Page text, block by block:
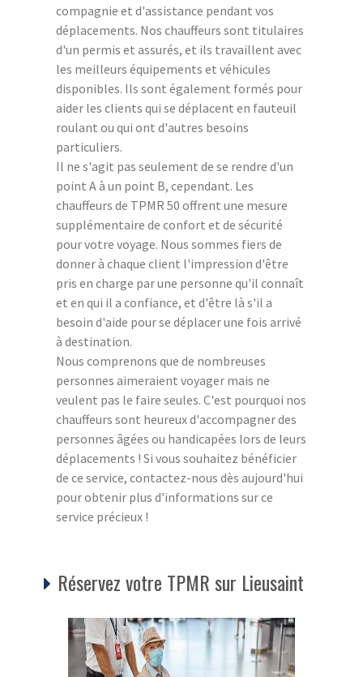
compagnie et d'assistance pendant vos
déplacements. Nos chauffeurs sont titulaires
d'un permis et assurés, et ils travaillent avec
les meilleurs équipements et véhicules
disponibles. Ils sont également formés pour
aider les clients qui se déplacent en fauteuil
roulant ou qui ont d'autres besoins
particuliers.
Il ne s'agit pas seulement de se rendre d'un
point A à un point B, cependant. Les
chauffeurs de TPMR 50 offrent une mesure
supplémentaire de confort et de sécurité
pour votre voyage. Nous sommes fiers de
donner à chaque client l'impression d'être
pris en charge par une personne qu'il connaît
et en qui il a confiance, et d'être là s'il a
besoin d'aide pour se déplacer une fois arrivé
à destination.
Nous comprenons que de nombreuses
personnes aimeraient voyager mais ne
veulent pas le faire seules. C'est pourquoi nos
chauffeurs sont heureux d'accompagner des
personnes âgées ou handicapées lors de leurs
déplacements ! Si vous souhaitez bénéficier
de ce service, contactez-nous dès aujourd'hui
pour obtenir plus d'informations sur ce
service précieux !
Réservez votre TPMR sur Lieusaint